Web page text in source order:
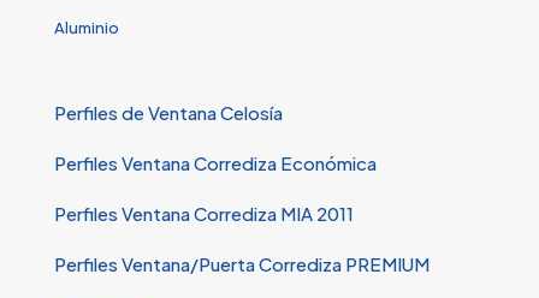
Aluminio
Perfiles de Ventana Celosía
Perfiles Ventana Corrediza Económica
Perfiles Ventana Corrediza MIA 2011
Perfiles Ventana/Puerta Corrediza PREMIUM